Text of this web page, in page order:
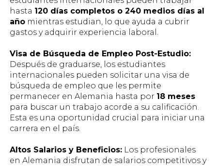
hasta 120 días completos o 240 medios días al
año mientras estudian, lo que ayuda a cubrir
gastos y adquirir experiencia laboral.
Visa de Búsqueda de Empleo Post-Estudio:
Después de graduarse, los estudiantes
internacionales pueden solicitar una visa de
búsqueda de empleo que les permite
permanecer en Alemania hasta por 18 meses
para buscar un trabajo acorde a su calificación.
Esta es una oportunidad crucial para iniciar una
carrera en el país.
Altos Salarios y Beneficios: Los profesionales
en Alemania disfrutan de salarios competitivos y